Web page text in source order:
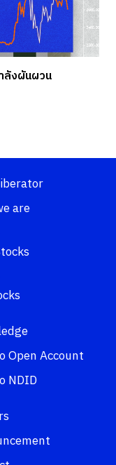
ลังผันผวน
are
Open Account
NDID